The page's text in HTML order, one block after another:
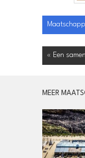
« Een
MEER